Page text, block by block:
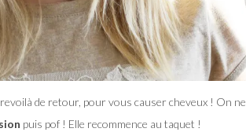
de retour, pour vous causer cheveux ! On ne
puis pof ! Elle recommence au taquet !